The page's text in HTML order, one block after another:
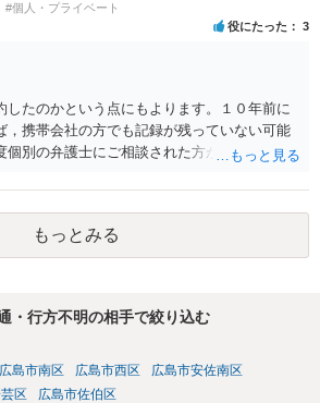
#個人・プライベート
役にたった 3
したのかという点にもよります。１０年前に
，携帯会社の方でも記録が残っていない可能
個別の弁護士にご相談された方が良いかと思
もっとみる
・行方不明の相手で絞り込む
広島市南区 広島市西区
広島市安佐南区
区 広島市佐伯区